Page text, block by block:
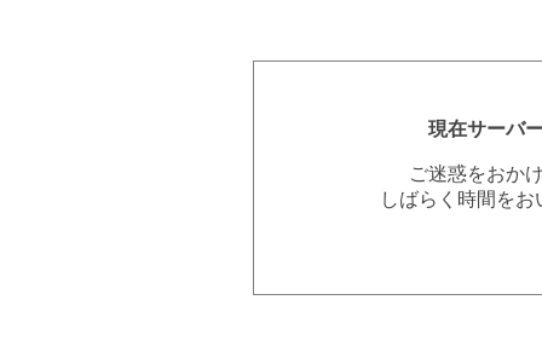
現在サーバ
ご迷惑をおか
しばらく時間を